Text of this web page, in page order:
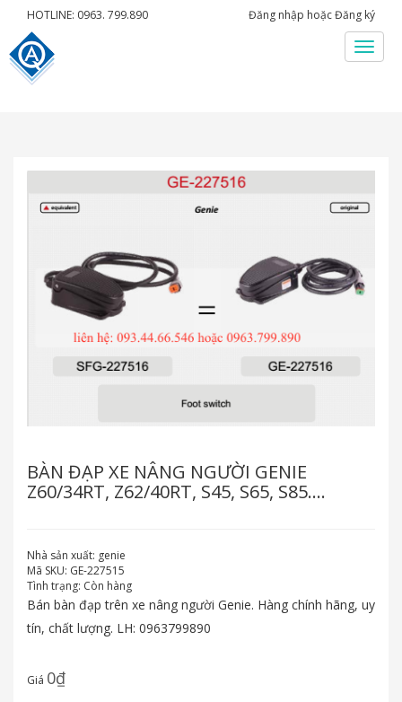
HOTLINE: 0963. 799.890 Đăng nhập hoặcĐăng ký
Menu
BÀN ĐẠP XE NÂNG NGƯỜI GENIE
Z60/34RT, Z62/40RT, S45, S65, S85....
Nhà sản xuất: genie
Mã SKU: GE-227515
Tình trạng: Còn hàng
Bán bàn đạp trên xe nâng người Genie. Hàng chính hãng, uy
tín, chất lượng. LH: 0963799890
Giá 0₫